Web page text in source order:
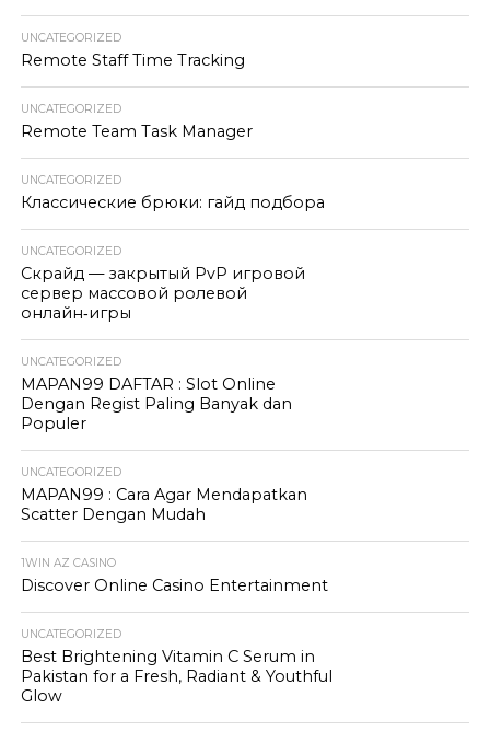
UNCATEGORIZED
Remote Staff Time Tracking
UNCATEGORIZED
Remote Team Task Manager
UNCATEGORIZED
Классические брюки: гайд подбора
UNCATEGORIZED
Скрайд — закрытый PvP игровой
сервер массовой ролевой
онлайн‑игры
UNCATEGORIZED
MAPAN99 DAFTAR : Slot Online
Dengan Regist Paling Banyak dan
Populer
UNCATEGORIZED
MAPAN99 : Cara Agar Mendapatkan
Scatter Dengan Mudah
1WIN AZ CASINO
Discover Online Casino Entertainment
UNCATEGORIZED
Best Brightening Vitamin C Serum in
Pakistan for a Fresh, Radiant & Youthful
Glow